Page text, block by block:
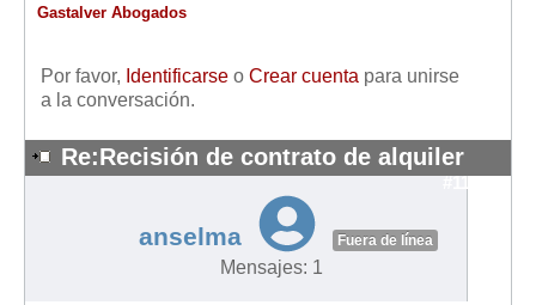
Gastalver Abogados
Por favor, Identificarse o Crear cuenta para unirse
a la conversación.
Re:Recisión de contrato de alquiler
anselma Fuera de línea
Mensajes: 1